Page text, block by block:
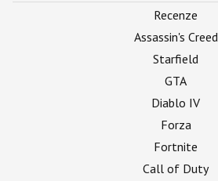
Recenze
Assassin's Creed
Starfield
GTA
Diablo IV
Forza
Fortnite
Call of Duty